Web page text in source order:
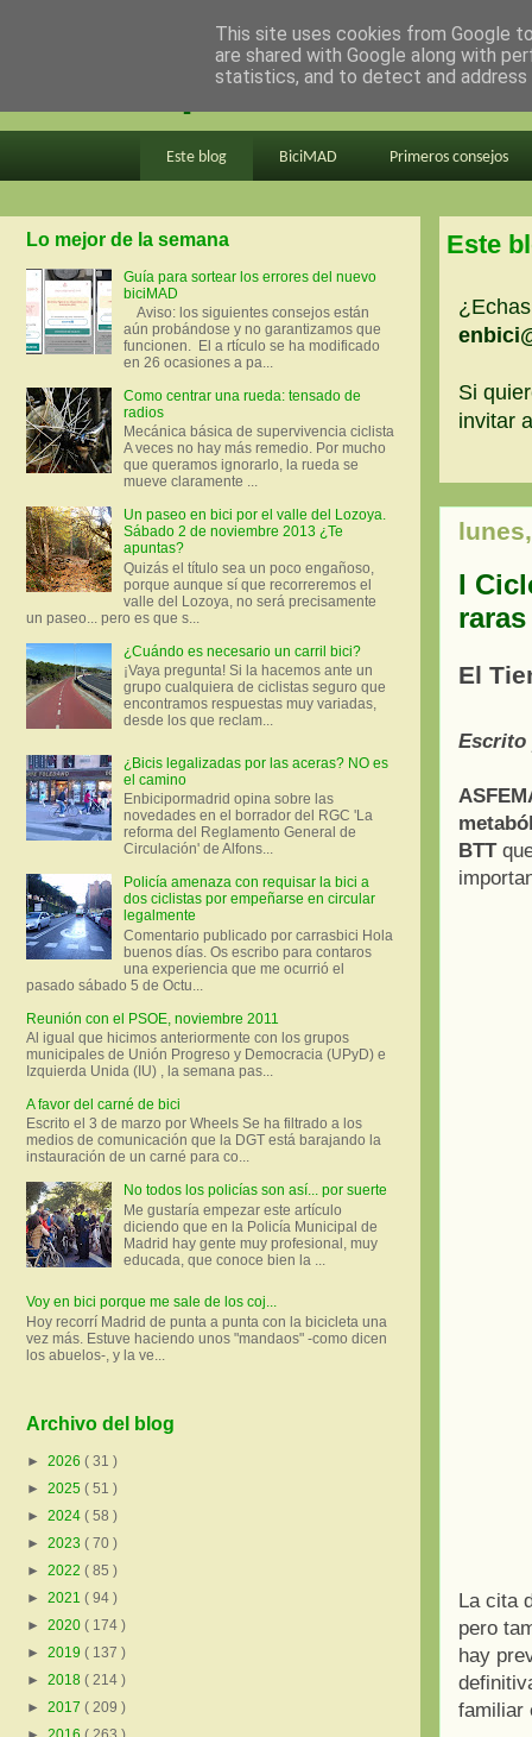
en bici por madrid
Este blog BiciMAD Primeros consejos
Este
Si
invitar
I
El
Escrito
BTT
La cita
pero
hay
familiar
Lo mejor de la semana
Guía para sortear los errores del nuevo
biciMAD
Aviso: los siguientes consejos están
aún probándose y no garantizamos que
funcionen. El a rtículo se ha modificado
en 26 ocasiones a pa...
Como centrar una rueda: tensado de
radios
Mecánica básica de supervivencia ciclista
A veces no hay más remedio. Por mucho
que queramos ignorarlo, la rueda se
mueve claramente ...
Un paseo en bici por el valle del Lozoya.
Sábado 2 de noviembre 2013 ¿Te
apuntas?
Quizás el título sea un poco engañoso,
porque aunque sí que recorreremos el
valle del Lozoya, no será precisamente
un paseo... pero es que s...
¿Cuándo es necesario un carril bici?
¡Vaya pregunta! Si la hacemos ante un
grupo cualquiera de ciclistas seguro que
encontramos respuestas muy variadas,
desde los que reclam...
¿Bicis legalizadas por las aceras? NO es
el camino
Enbicipormadrid opina sobre las
novedades en el borrador del RGC 'La
reforma del Reglamento General de
Circulación' de Alfons...
Policía amenaza con requisar la bici a
dos ciclistas por empeñarse en circular
legalmente
Comentario publicado por carrasbici Hola
buenos días. Os escribo para contaros
una experiencia que me ocurrió el
pasado sábado 5 de Octu...
Reunión con el PSOE, noviembre 2011
Al igual que hicimos anteriormente con los grupos
municipales de Unión Progreso y Democracia (UPyD) e
Izquierda Unida (IU) , la semana pas...
A favor del carné de bici
Escrito el 3 de marzo por Wheels Se ha filtrado a los
medios de comunicación que la DGT está barajando la
instauración de un carné para co...
No todos los policías son así... por suerte
Me gustaría empezar este artículo
diciendo que en la Policía Municipal de
Madrid hay gente muy profesional, muy
educada, que conoce bien la ...
Voy en bici porque me sale de los coj...
Hoy recorrí Madrid de punta a punta con la bicicleta una
vez más. Estuve haciendo unos "mandaos" -como dicen
los abuelos-, y la ve...
Archivo del blog
► 2026 ( 31 )
► 2025 ( 51 )
► 2024 ( 58 )
► 2023 ( 70 )
► 2022 ( 85 )
► 2021 ( 94 )
► 2020 ( 174 )
► 2019 ( 137 )
► 2018 ( 214 )
► 2017 ( 209 )
This site uses cookies from Google
are shared with Google along with
statistics, and to detect and address